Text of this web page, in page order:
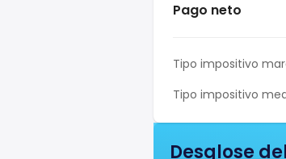
Pago neto
Tipo impositivo
Tipo impositivo
Desglose